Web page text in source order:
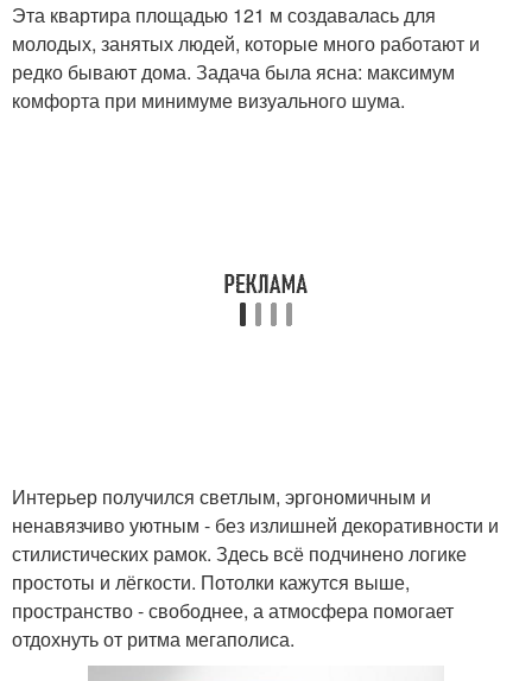
Эта квартира площадью 121 м создавалась для
молодых, занятых людей, которые много работают и
редко бывают дома. Задача была ясна: максимум
комфорта при минимуме визуального шума.
Интерьер получился светлым, эргономичным и
ненавязчиво уютным - без излишней декоративности и
стилистических рамок. Здесь всё подчинено логике
простоты и лёгкости. Потолки кажутся выше,
пространство - свободнее, а атмосфера помогает
отдохнуть от ритма мегаполиса.